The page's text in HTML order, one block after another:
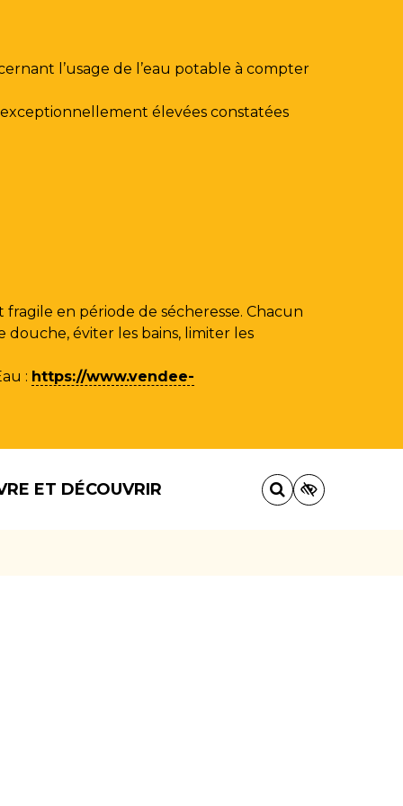
l’usage de l’eau potable à compter
élevées constatées
en période de sécheresse. Chacun
éviter les bains, limiter les
: https://www.vendee-
ET DÉCOUVRIR